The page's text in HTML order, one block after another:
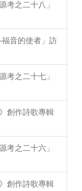
考之二十八」
音的使者」訪
考之二十七」
創作詩歌專輯
考之二十六」
創作詩歌專輯